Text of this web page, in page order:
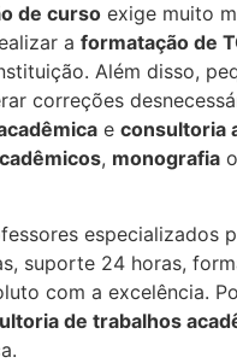
de curso exige muito
a formatação de
Além disso,
correções
e consultoria
, monografia
especializados
suporte 24 horas,
com a excelência.
de trabalhos